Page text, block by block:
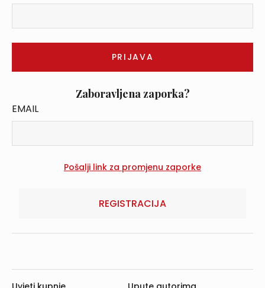
Zaboravljena zaporka?
EMAIL
REGISTRACIJA